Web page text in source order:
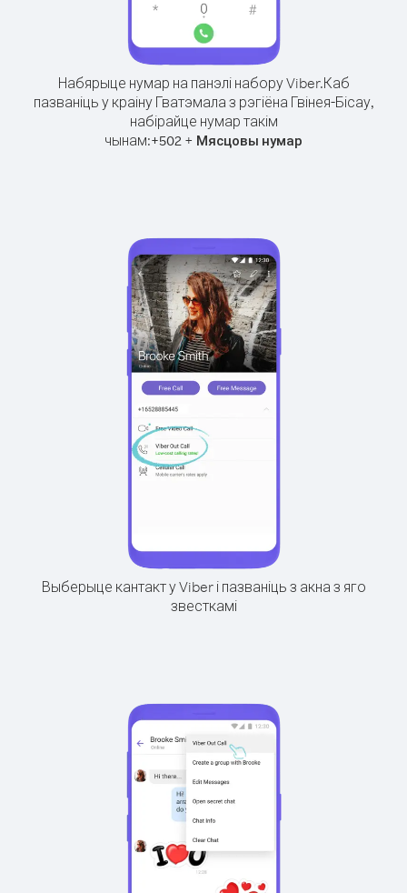
Набярыце нумар на панэлі набору Viber.Каб
пазваніць у краіну Гватэмала з рэгіёна Гвінея-Бісау,
набірайце нумар такім
чынам:+502 + Мясцовы нумар
Выберыце кантакт у Viber і пазваніць з акна з яго
звесткамі